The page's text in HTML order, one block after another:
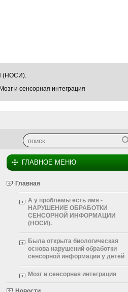
(НОСИ).
Мозг и сенсорная интеграция
Форма поиска
Найти
ГЛАВНОЕ МЕНЮ
Главная
А у проблемы есть имя -
НАРУШЕНИЕ ОБРАБОТКИ
СЕНСОРНОЙ ИНФОРМАЦИИ
(НОСИ).
Была открыта биологическая
основа нарушений обработки
сенсорной информации у детей
Мозг и сенсорная интеграция